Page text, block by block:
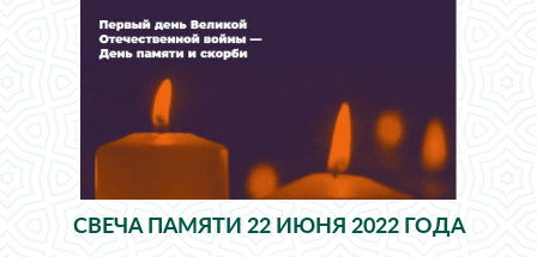
СВЕЧА ПАМЯТИ 22 ИЮНЯ 2022 ГОДА